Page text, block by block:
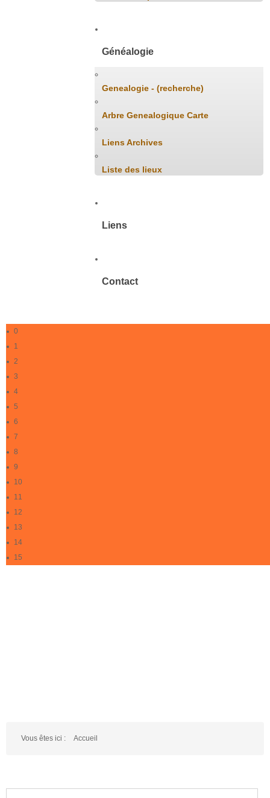
Généalogie
Genealogie - (recherche)
Arbre Genealogique Carte
Liens Archives
Liste des lieux
Liens
Contact
0
1
2
3
4
5
6
7
8
9
10
11
12
13
14
15
Vous êtes ici : Accueil